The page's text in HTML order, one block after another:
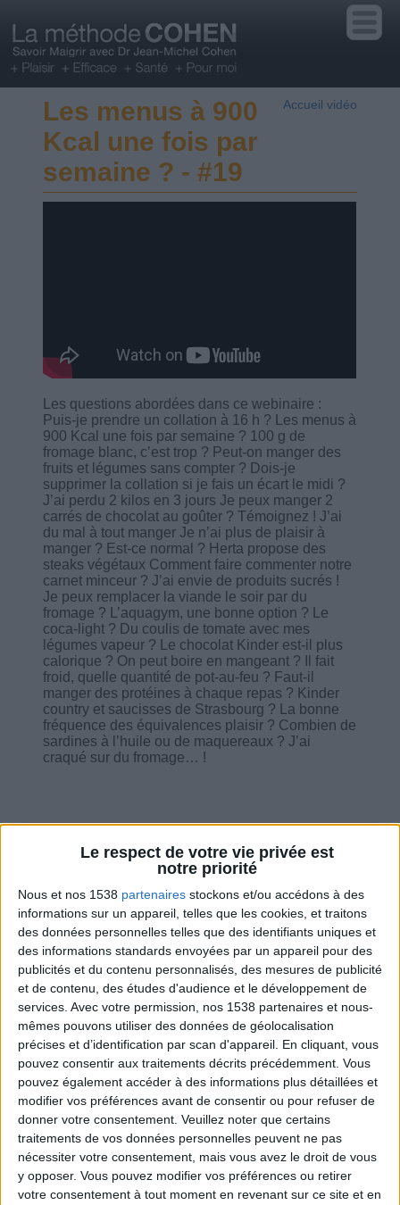
Le respect de votre vie privée est
notre priorité
Nous et nos 1538 partenaires stockons et/ou accédons à des
informations sur un appareil, telles que les cookies, et traitons
des données personnelles telles que des identifiants uniques et
des informations standards envoyées par un appareil pour des
publicités et du contenu personnalisés, des mesures de publicité
et de contenu, des études d'audience et le développement de
services. Avec votre permission, nos 1538 partenaires et nous-
mêmes pouvons utiliser des données de géolocalisation
précises et d’identification par scan d'appareil. En cliquant, vous
pouvez consentir aux traitements décrits précédemment. Vous
pouvez également accéder à des informations plus détaillées et
modifier vos préférences avant de consentir ou pour refuser de
donner votre consentement. Veuillez noter que certains
traitements de vos données personnelles peuvent ne pas
nécessiter votre consentement, mais vous avez le droit de vous
y opposer. Vous pouvez modifier vos préférences ou retirer
votre consentement à tout moment en revenant sur ce site et en
Accueil vidéo
Les menus à 900
Kcal une fois par
semaine ? - #19
Les questions abordées dans ce webinaire :
Puis-je prendre un collation à 16 h ? Les menus à
900 Kcal une fois par semaine ? 100 g de
fromage blanc, c’est trop ? Peut-on manger des
fruits et légumes sans compter ? Dois-je
supprimer la collation si je fais un écart le midi ?
J’ai perdu 2 kilos en 3 jours Je peux manger 2
carrés de chocolat au goûter ? Témoignez ! J’ai
du mal à tout manger Je n’ai plus de plaisir à
manger ? Est-ce normal ? Herta propose des
steaks végétaux Comment faire commenter notre
carnet minceur ? J’ai envie de produits sucrés !
Je peux remplacer la viande le soir par du
fromage ? L’aquagym, une bonne option ? Le
coca-light ? Du coulis de tomate avec mes
légumes vapeur ? Le chocolat Kinder est-il plus
calorique ? On peut boire en mangeant ? Il fait
froid, quelle quantité de pot-au-feu ? Faut-il
manger des protéines à chaque repas ? Kinder
country et saucisses de Strasbourg ? La bonne
fréquence des équivalences plaisir ? Combien de
sardines à l’huile ou de maquereaux ? J’ai
craqué sur du fromage… !
Combien de kilos souhaitez-vous perdre ?
Moins de
5 kilos
De 5 à 10
kilos
Plus de
10 kilos
Webinaires en direct Voir tout
Chaque semaine, posez vos questions en live
en participant à des vidéo-conférences avec
Jean-Michel et les diététiciennes du